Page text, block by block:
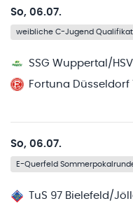
So, 06.07.
weibliche C-Jugend
SSG Wuppertal/
Fortuna Düsseldorf
So, 06.07.
E-Querfeld
TuS 97 Bielefeld/